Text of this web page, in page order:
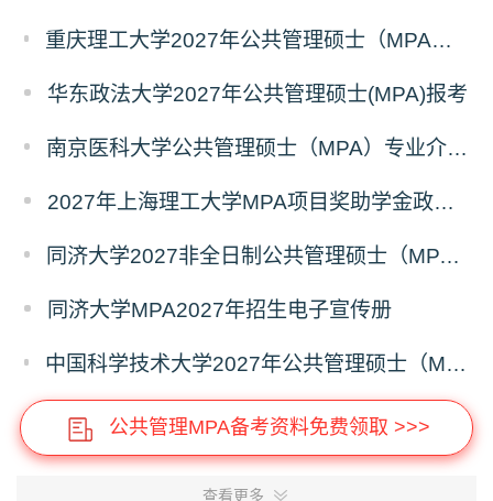
重庆理工大学2027年公共管理硕士（MPA）专业学位研究生（双证）报考
华东政法大学2027年公共管理硕士(MPA)报考
南京医科大学公共管理硕士（MPA）专业介绍（2027年）
2027年上海理工大学MPA项目奖助学金政策发布
同济大学2027非全日制公共管理硕士（MPA）奖学金方案
同济大学MPA2027年招生电子宣传册
中国科学技术大学2027年公共管理硕士（MPA）专业学位研究生招生通知
公共管理MPA备考资料免费领取 >>>
查看更多